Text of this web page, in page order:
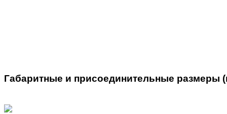
Габаритные и присоединительные размеры